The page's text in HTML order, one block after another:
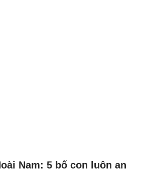
Nam: 5 bố con luôn an